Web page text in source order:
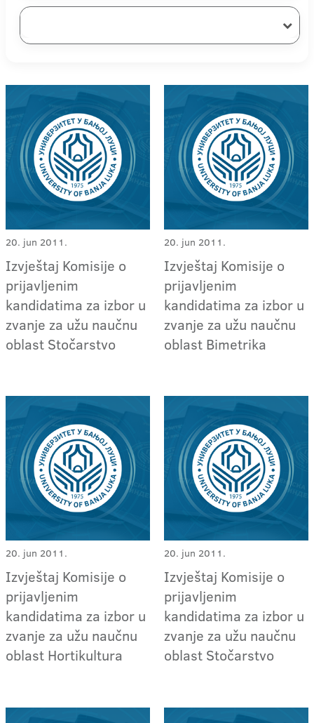
20. jun 2011.
Izvještaj Komisije o
prijavljenim
kandidatima za izbor u
zvanje za užu naučnu
oblast Stočarstvo
20. jun 2011.
Izvještaj Komisije o
prijavljenim
kandidatima za izbor u
zvanje za užu naučnu
oblast Bimetrika
20. jun 2011.
Izvještaj Komisije o
prijavljenim
kandidatima za izbor u
zvanje za užu naučnu
oblast Hortikultura
20. jun 2011.
Izvještaj Komisije o
prijavljenim
kandidatima za izbor u
zvanje za užu naučnu
oblast Stočarstvo